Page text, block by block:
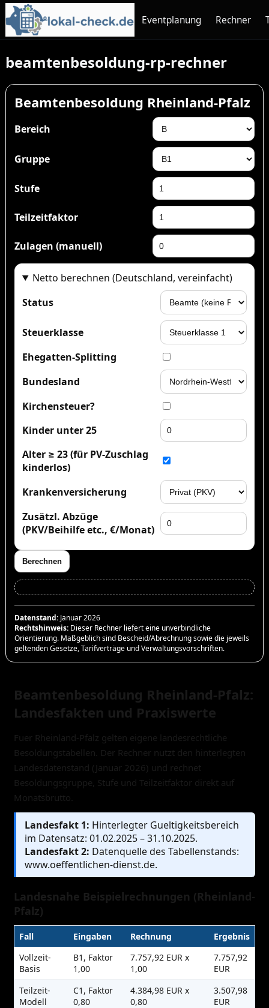
Eventplanung Rechner
beamtenbesoldung-rp-rechner
Beamtenbesoldung Rheinland-Pfalz
Bereich
Gruppe
Stufe
Teilzeitfaktor
Zulagen (manuell)
Netto berechnen (Deutschland, vereinfacht)
Status
Steuerklasse
Ehegatten-Splitting
Bundesland
Kirchensteuer?
Kinder unter 25
Alter ≥ 23 (für PV-Zuschlag
kinderlos)
Krankenversicherung
Zusätzl. Abzüge
(PKV/Beihilfe etc., €/Monat)
Berechnen
Datenstand:Januar 2026
Rechtshinweis:Dieser Rechner liefert eine unverbindliche
Orientierung. Maßgeblich sind Bescheid/Abrechnung sowie die jeweils
geltenden Gesetze, Tarifverträge und Verwaltungsvorschriften.
Beamtenbesoldung Rheinland-Pfalz:
Landesfakten und Praxiswerte
Fuer Rheinland-Pfalz gelten eigene landesrechtliche
Besoldungstabellen. Der Rechner nutzt den hinterlegten
Landesdatenstand (Januar 2026) und rechnet
Besoldungsgruppe, Stufe und Teilzeitfaktor direkt auf
Monatsbrutto.
Landesfakt 1: Hinterlegter Gueltigkeitsbereich
im Datensatz: 01.02.2025 – 31.10.2025.
Landesfakt 2: Datenquelle des Tabellenstands:
www.oeffentlichen-dienst.de.
Landesnahe Beispielrechnungen (Rheinland-
Pfalz)
Fall Eingaben Rechnung
Ergebnis
Vollzeit-
Basis
B1, Faktor
1,00
7.757,92 EUR x
1,00
7.757,92
EUR
Teilzeit-
Modell
C1, Faktor
0,80
4.384,98 EUR x
0,80
3.507,98
EUR